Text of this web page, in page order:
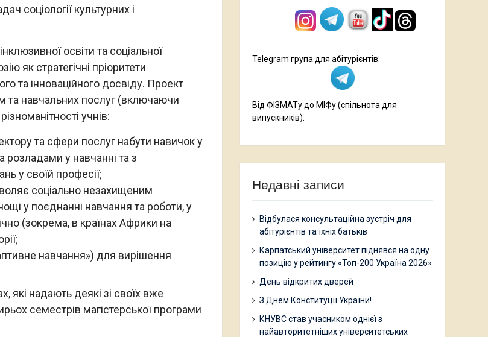
соціології культурних і
освіти та соціальної
як стратегічні пріоритети
та інноваційного досвіду. Проект
та навчальних послуг (включаючи
учнів:
та сфери послуг набути навичок у
у навчанні та з
у своїй професії;
соціально незахищеним
у поєднанні навчання та роботи, у
(зокрема, в країнах Африки на
навчання») для вирішення
які надають деякі зі своїх вже
семестрів магістерської програми
Telegram група для абітурієнтів:
Від ФІЗМАТу до МІФу (спільнота для
випускників):
Недавні записи
Відбулася консультаційна зустріч для
абітурієнтів та їхніх батьків
Карпатський університет піднявся на одну
позицію у рейтингу «Топ-200 Україна 2026»
День відкритих дверей
З Днем Конституції України!
КНУВС став учасником однієї з
найавторитетніших університетських